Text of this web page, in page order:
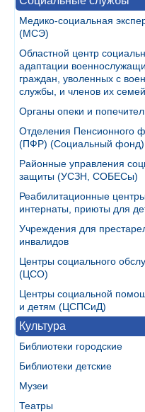
Медико-социальная
(МСЭ)
Областной центр
адаптации
граждан, уволенных с
службы, и членов их семей
Органы опеки и
Отделения Пенсионного
(ПФР) (Социальный фонд)
Районные управления
защиты (УСЗН, СОБЕСы)
Реабилитационные
интернаты, приюты для
Учреждения для
инвалидов
Центры социального
(ЦСО)
Центры социальной
и детям (ЦСПСиД)
Культура
Библиотеки городские
Библиотеки детские
Музеи
Театры